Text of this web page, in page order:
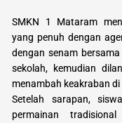
SMKN 1 Mataram
yang penuh dengan
dengan senam
sekolah, kemudian
menambah keakraban
Setelah sarapan,
permainan